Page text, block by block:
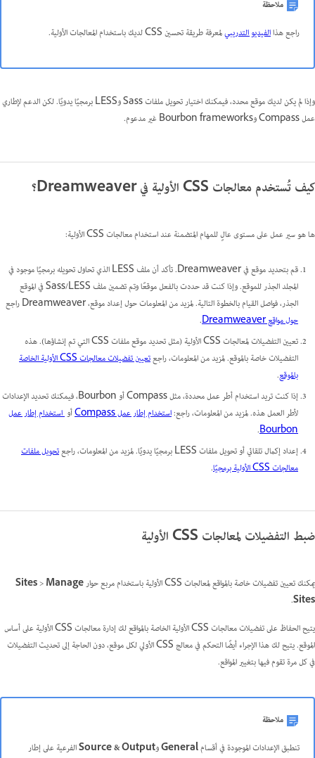
ملاحظة
راجع هذاالفيديو التدريبيلمعرفة طريقة تحسين CSS لديك باستخدام المعالجات الأولية.
وإذا لم يكن لديك موقع محدد، فيمكنك اختيار تحويل ملفات Sass وLESS برمجيًا يدويًا. لكن الدعم لإطاري
عمل Compass وBourbon frameworks غير مدعوم.
كيف تُستخدم معالجات CSS الأولية في Dreamweaver؟
ها هو سير عمل على مستوى عالٍ للمهام المتضمنة عند استخدام معالجات CSS الأولية:
قم بتحديد موقع في Dreamweaver. تأكد أن ملف LESS الذي تحاول تحويله برمجيًا موجود في
المجلد الجذر للموقع. وإذا كنت قد حددت بالفعل موقعًا وتم تضمين ملف Sass/LESS في الموقع
الجذر، فواصل القيام بالخطوة التالية. لمزيد من المعلومات حول إعداد موقع، Dreamweaver راجع
حول مواقع Dreamweaver
.
تعيين التفضيلات لمعالجات CSS الأولية (مثل تحديد موقع ملفات CSS التي تم إنشاؤها). هذه
التفضيلات خاصة بالموقع. لمزيد من المعلومات، راجع
تعيين تفضيلات معالجات CSS الأولية الخاصة
بالموقع.
إذا كنت تريد استخدام أطر عمل محددة، مثل Compass أو Bourbon، فيمكنك تحديد الإعدادات
لأطر العمل هذه. لمزيد من المعلومات، راجع:استخدام إطار عمل Compass أواستخدام إطار عمل
Bourbon
.
إعداد إكمال تلقائي أو تحويل ملفات LESS برمجيًا يدويًا. لمزيد من المعلومات، راجع
تحويل ملفات
معالجات CSS الأولية برمجيًا
.
ضبط التفضيلات لمعالجات CSS الأولية
يمكنك تعيين تفضيلات خاصة بالمواقع لمعالجات CSS الأولية باستخدام مربع حوار Sites>Manage
Sites
.
يتيح الحفاظ على تفضيلات معالجات CSS الأولية الخاصة بالمواقع لك إدارة معالجات CSS الأولية على أساس
الموقع. يتيح لك هذا الإجراء أيضًا التحكم في معالج CSS الأولي لكل موقع، دون الحاجة إلى تحديث التفضيلات
في كل مرة تقوم فيها بتغيير المواقع.
ملاحظة
تنطبق الإعدادات الموجودة في أقسامGeneralوSource & Outputالفرعية على إطار